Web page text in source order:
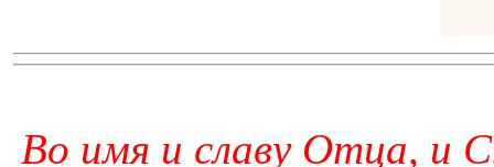
Во имя и славу Отца, и